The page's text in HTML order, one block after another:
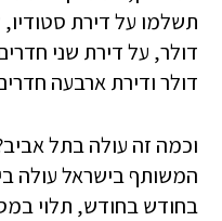
דולר ודירת ארבעה חדרים
וכמה זה עולה בתל
בחודש בחודש, תלוי